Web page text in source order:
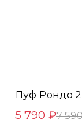
Пуф Рондо 2
5 790 ₽7